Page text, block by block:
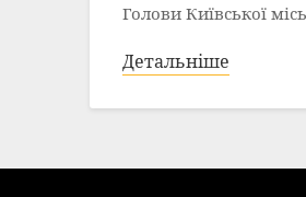
Голови Київської
Детальніше